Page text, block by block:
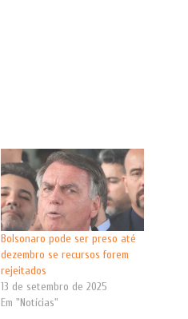
Bolsonaro pode ser preso até
dezembro se recursos forem
rejeitados
13 de setembro de 2025
Em "Notícias"